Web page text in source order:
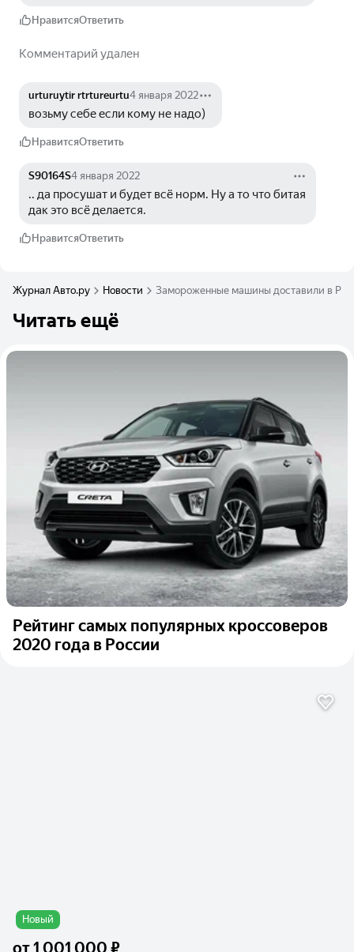
НравитсяОтветить
Комментарий удален
urturuytir rtrtureurtu4 января 2022
возьму себе если кому не надо)
НравитсяОтветить
S90164S4 января 2022
.. да просушат и будет всё норм. Ну а то что битая
дак это всё делается.
НравитсяОтветить
Журнал Авто.ру Новости Замороженные машины доставили в
Читать ещё
Рейтинг самых популярных кроссоверов
2020 года в России
Новый
от1 001 000 ₽